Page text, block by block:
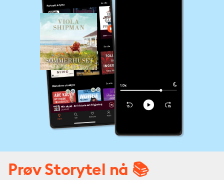
Prøv Storytel nå 📚